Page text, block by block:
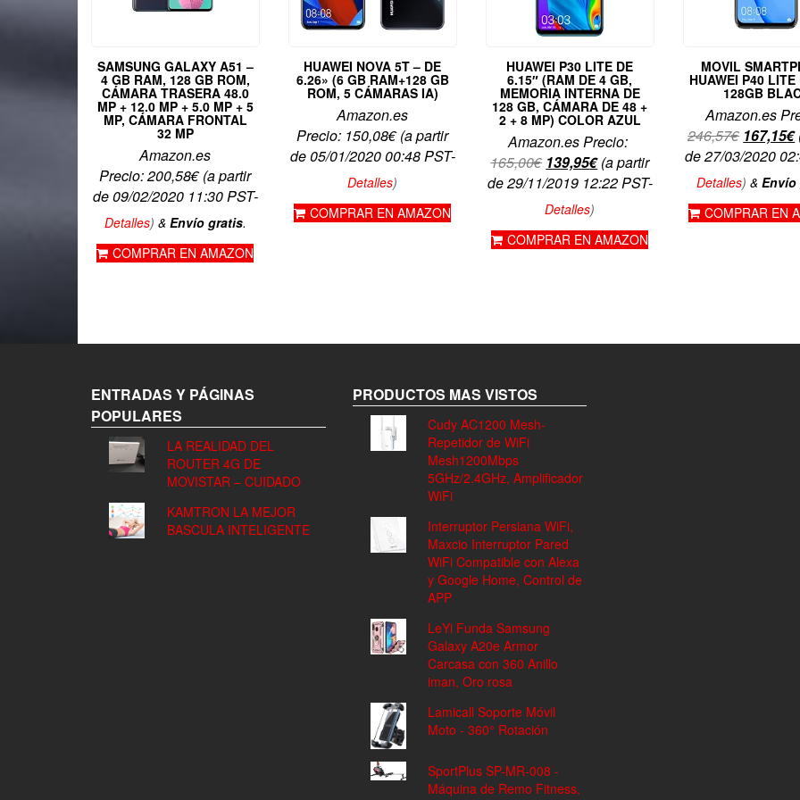
SAMSUNG GALAXY A51 –
4 GB RAM, 128 GB ROM,
CÁMARA TRASERA 48.0
MP + 12.0 MP + 5.0 MP + 5
MP, CÁMARA FRONTAL
32 MP
Amazon.es
Precio:200,58€(a partir
de 09/02/2020 11:30 PST-
Detalles) & Envío gratis.
COMPRAR EN AMAZON
HUAWEI NOVA 5T – DE
6.26» (6 GB RAM+128 GB
ROM, 5 CÁMARAS IA)
Amazon.es
Precio: 150,08€(a partir
de 05/01/2020 00:48 PST-
Detalles)
COMPRAR EN AMAZON
HUAWEI P30 LITE DE
6.15″ (RAM DE 4 GB,
MEMORIA INTERNA DE
128 GB, CÁMARA DE 48 +
2 + 8 MP) COLOR AZUL
Amazon.es Precio:
165,00€ El
precio
original
165,00€.
139,95€El
precio
139,95€.
(a partir
de 29/11/2019 12:22 PST-
Detalles)
COMPRAR EN AMAZON
MOVIL
HUAWEI P40 LITE
128GB
Amazon.es
246,57€ El
precio
original
era:
246,57€.
167,15€
de 27/03/2020
Detalles) &
COMPRAR EN
ENTRADAS Y PÁGINAS
POPULARES
LA REALIDAD DEL
ROUTER 4G DE
MOVISTAR – CUIDADO
KAMTRON LA MEJOR
BASCULA INTELIGENTE
PRODUCTOS MAS VISTOS
Cudy AC1200 Mesh-
Repetidor de WiFi
Mesh1200Mbps
5GHz/2.4GHz, Amplificador
WiFi
Interruptor Persiana WiFi,
Maxcio Interruptor Pared
WiFi Compatible con Alexa
y Google Home, Control de
APP
LeYi Funda Samsung
Galaxy A20e Armor
Carcasa con 360 Anillo
iman, Oro rosa
Lamicall Soporte Móvil
Moto - 360° Rotación
SportPlus SP-MR-008 -
Máquina de Remo Fitness,